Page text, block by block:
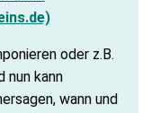
oder z.B.
nun kann
wann und